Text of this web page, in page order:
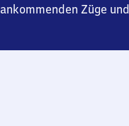
ankommenden Züge